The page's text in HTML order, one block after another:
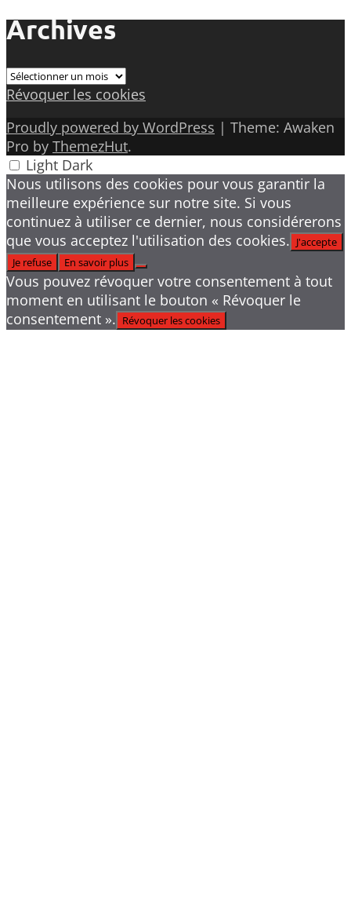
Archives
Archives
Révoquer les cookies
Proudly powered by WordPress | Theme: Awaken
Pro by ThemezHut.
Light Dark
Nous utilisons des cookies pour vous garantir la
meilleure expérience sur notre site. Si vous
continuez à utiliser ce dernier, nous considérerons
que vous acceptez l'utilisation des cookies. J'accepte
Je refuse
En savoir plus
Vous pouvez révoquer votre consentement à tout
moment en utilisant le bouton « Révoquer le
consentement ». Révoquer les cookies